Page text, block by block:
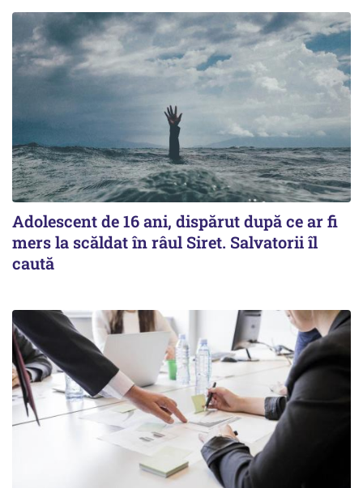
Adolescent de 16 ani, dispărut după ce ar fi
mers la scăldat în râul Siret. Salvatorii îl
caută